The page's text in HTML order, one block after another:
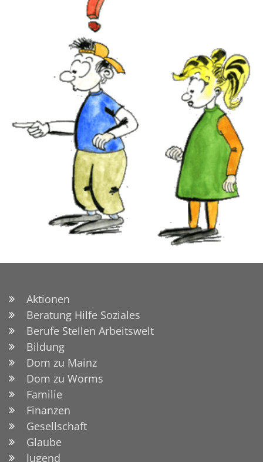
Aktionen
Beratung Hilfe Soziales
Berufe Stellen Arbeitswelt
Bildung
Dom zu Mainz
Dom zu Worms
Familie
Finanzen
Gesellschaft
Glaube
Jugend